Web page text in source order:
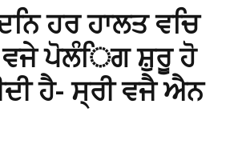
ਹਰ ਹਾਲਤ ਵਚਿ
ਪੋਲੰਿਗ ਸ਼ੁਰੂ ਹੋ
ਹੈ- ਸ੍ਰੀ ਵਜੈ ਐਨ